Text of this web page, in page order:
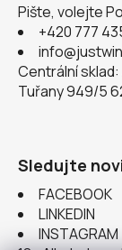
Pište, volejte
+420 777
Centrální
Tuřany 949/5
Sledujte
FACEBOOK
LINKEDIN
INSTAGRAM